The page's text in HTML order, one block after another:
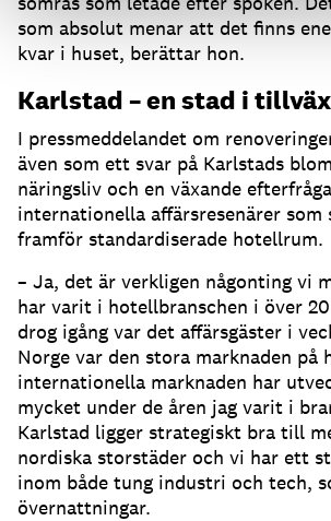
som absolut menar att det finns
kvar i huset, berättar hon.
Karlstad – en stad i
I pressmeddelandet om
även som ett svar på Karlstads
näringsliv och en växande
internationella affärsresenärer som
framför standardiserade hotellrum.
– Ja, det är verkligen någonting vi
har varit i hotellbranschen i över
drog igång var det affärsgäster i
Norge var den stora marknaden på
internationella marknaden har
mycket under de åren jag varit i
Karlstad ligger strategiskt bra till
nordiska storstäder och vi har ett
inom både tung industri och tech,
övernattningar.